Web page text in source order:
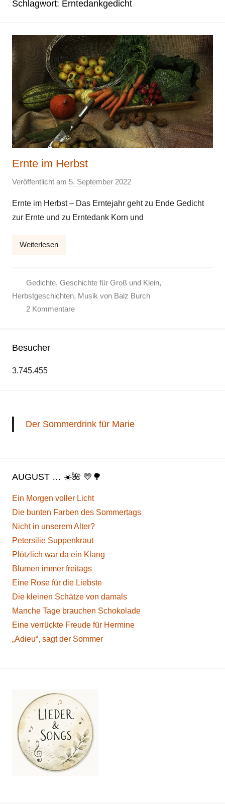
Schlagwort: Erntedankgedicht
Ernte im Herbst
Veröffentlicht am 5. September 2022
n
E
Ernte im Herbst – Das Erntejahr geht zu Ende Gedicht
zur Ernte und zu Erntedank Korn und
Weiterlesen
Gedichte, Geschichte für Groß und Klein,
Herbstgeschichten, Musik von Balz Burch
2 Kommentare
Besucher
3.745.455
Der Sommerdrink für Marie
AUGUST … ☀️🌺 💛🌳
Ein Morgen voller Licht
Die bunten Farben des Sommertags
Nicht in unserem Alter?
Petersilie Suppenkraut
Plötzlich war da ein Klang
Blumen immer freitags
Eine Rose für die Liebste
Die kleinen Schätze von damals
Manche Tage brauchen Schokolade
Eine verrückte Freude für Hermine
„Adieu“, sagt der Sommer